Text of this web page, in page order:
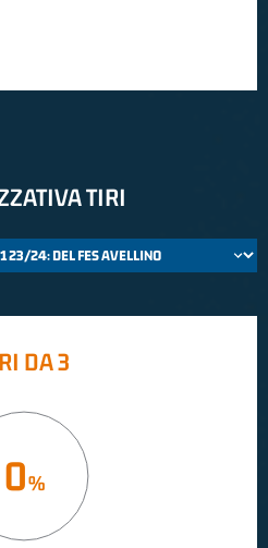
TIRI
DA 3
0